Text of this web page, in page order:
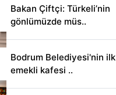
Bakan Çiftçi: Türkeli’nin
gönlümüzde müs..
Bodrum Belediyesi'nin ilk
emekli kafesi ..